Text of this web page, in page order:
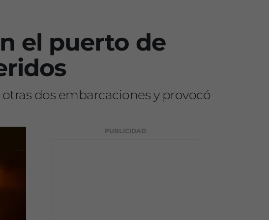
el puerto de
dos embarcaciones y provocó
PUBLICIDAD